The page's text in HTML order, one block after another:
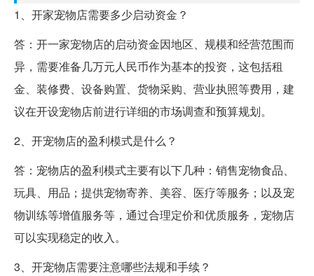
1、开家宠物店需要多少启动资金？
答：开一家宠物店的启动资金因地区、规模和经营范围而
异，需要准备几万元人民币作为基本的投资，这包括租
金、装修费、设备购置、货物采购、营业执照等费用，建
议在开设宠物店前进行详细的市场调查和预算规划。
2、开宠物店的盈利模式是什么？
答：宠物店的盈利模式主要有以下几种：销售宠物食品、
玩具、用品；提供宠物寄养、美容、医疗等服务；以及宠
物训练等增值服务等，通过合理定价和优质服务，宠物店
可以实现稳定的收入。
3、开宠物店需要注意哪些法规和手续？